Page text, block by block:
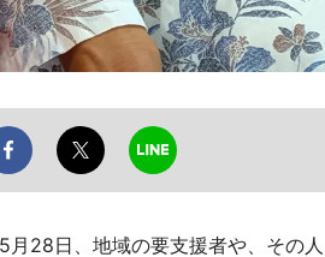
28日、地域の要支援者や、その